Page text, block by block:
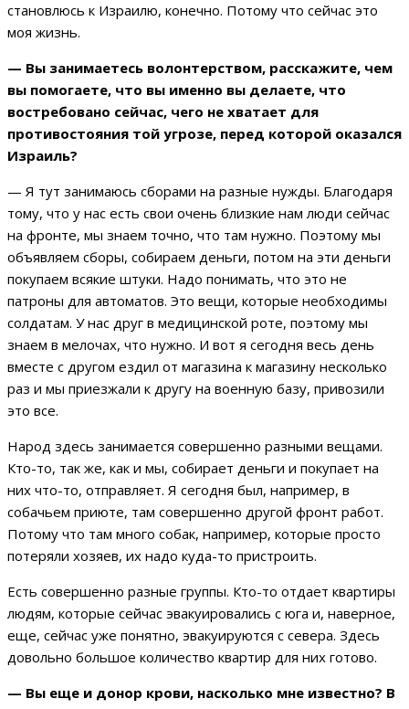
становлюсь к Израилю, конечно. Потому что сейчас это
моя жизнь.
— Вы занимаетесь волонтерством, расскажите, чем
вы помогаете, что вы именно вы делаете, что
востребовано сейчас, чего не хватает для
противостояния той угрозе, перед которой оказался
Израиль?
— Я тут занимаюсь сборами на разные нужды. Благодаря
тому, что у нас есть свои очень близкие нам люди сейчас
на фронте, мы знаем точно, что там нужно. Поэтому мы
объявляем сборы, собираем деньги, потом на эти деньги
покупаем всякие штуки. Надо понимать, что это не
патроны для автоматов. Это вещи, которые необходимы
солдатам. У нас друг в медицинской роте, поэтому мы
знаем в мелочах, что нужно. И вот я сегодня весь день
вместе с другом ездил от магазина к магазину несколько
раз и мы приезжали к другу на военную базу, привозили
это все.
Народ здесь занимается совершенно разными вещами.
Кто-то, так же, как и мы, собирает деньги и покупает на
них что-то, отправляет. Я сегодня был, например, в
собачьем приюте, там совершенно другой фронт работ.
Потому что там много собак, например, которые просто
потеряли хозяев, их надо куда-то пристроить.
Есть совершенно разные группы. Кто-то отдает квартиры
людям, которые сейчас эвакуировались с юга и, наверное,
еще, сейчас уже понятно, эвакуируются с севера. Здесь
довольно большое количество квартир для них готово.
— Вы еще и донор крови, насколько мне известно? В